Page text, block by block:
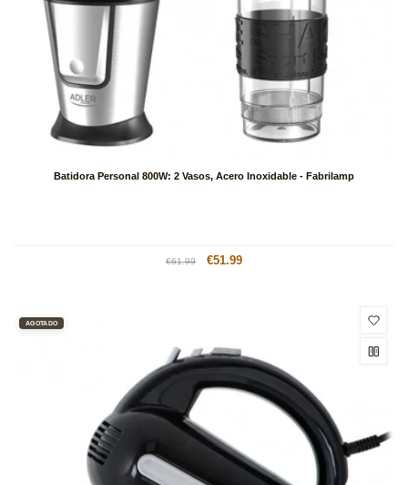
Batidora Personal 800W: 2 Vasos, Acero Inoxidable - Fabrilamp
Precio
€61.99
Precio
€51.99
AGOTADO